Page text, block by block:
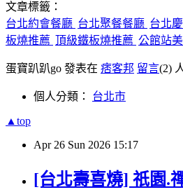
文章標籤：
台北約會餐廳 台北聚餐餐廳 台北
板燒推薦 頂級鐵板燒推薦 公館站
蛋寶趴趴go 發表在 痞客邦 留言(2)
個人分類： 台北市
▲top
Apr 26 Sun 2026 15:17
[台北壽喜燒] 祇園.